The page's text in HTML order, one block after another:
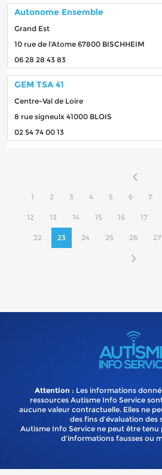
Autonome Ensemble
Grand Est
10 rue de l'Atome 67800 BISCHHEIM
06 28 28 43 83
GEM TSA 41
Centre-Val de Loire
8 rue signeulx 41000 BLOIS
02 54 74 00 13
1 2 3 4 5 6 7
12 13 14 15 16 17
22 23 24 25 26 27
Attention : Les informations
ressources Autisme Info Service
aucune valeur contractuelle. Elles ne
des fins d’évaluation des
Autisme Info Service ne peut être tenu
d'informations fausses ou